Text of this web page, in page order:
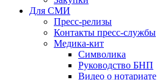
Для СМИ
Пресс-релизы
Контакты пресс-службы
Медика-кит
Символика
Руководство БНП
Видео о нотариате